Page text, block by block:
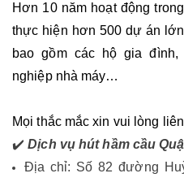
Hơn 10 năm hoạt động
thực hiện hơn 500 dự án
bao gồm các hộ gia
nghiệp nhà máy…
Mọi thắc mắc xin vui lòng
✔️Dịch vụ hút hầm cầu
Địa chỉ: Số 82 đường